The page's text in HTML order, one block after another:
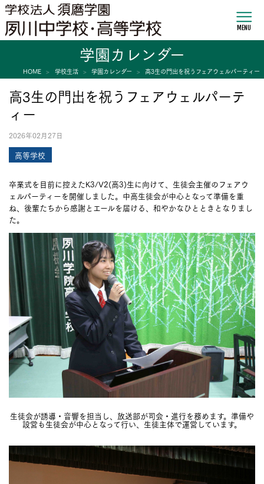
MENU
学園カレンダー
HOME 学校生活 学園カレンダー 高3生の門出を祝うフェアウェルパーティー
高3生の門出を祝うフェアウェルパーテ
ィー
2026年02月27日
高等学校
卒業式を目前に控えたK3/V2(高3)生に向けて、生徒会主催のフェアウ
ェルパーティーを開催しました。中高生徒会が中心となって準備を重
ね、後輩たちから感謝とエールを届ける、和やかなひとときとなりまし
た。
生徒会が誘導・音響を担当し、放送部が司会・進行を務めます。準備や
設営も生徒会が中心となって行い、生徒主体で運営しています。